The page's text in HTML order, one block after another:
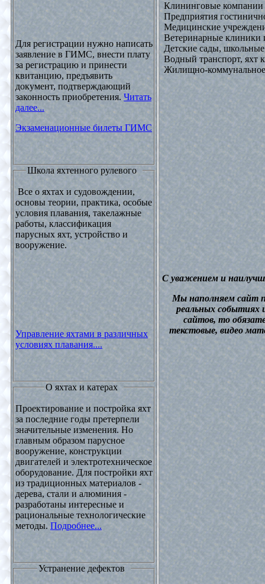
Для регистрации нужно написать
заявление в ГИМС, внести плату
за регистрацию и принести
квитанцию, предъявить
документ, подтверждающий
законность приобретения. Читать
далее...
Экзаменационные билеты ГИМС
Школа яхтенного рулевого
Все о яхтах и судовождении,
основы теории, практика, особые
условия плавания, такелажные
работы, классификация
парусных яхт, устройство и
вооружение.
Управление яхтами в различных
условиях плавания....
О яхтах и катерах
Проектирование и постройка яхт
за последние годы претерпели
значительные изменения. Но
главным образом парусное
вооружение, конструкции
двигателей и электротехническое
оборудование. Для постройки яхт
из традиционных материалов -
дерева, стали и алюминия -
разработаны интересные и
рациональные технологические
методы.Подробнее...
Устранение дефектов
Клининговые компании
Предприятия
Медицинские
Ветеринарные клиники
Детские сады,
Водный транспорт,
Жилищно-коммунальное
С уважением и
Мы наполняем сайт
реальных событиях
сайтов, то
текстовые, видео